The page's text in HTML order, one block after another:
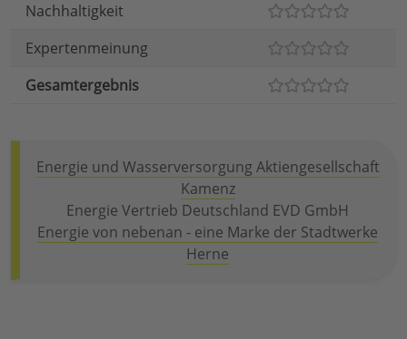
Nachhaltigkeit
Expertenmeinung
Gesamtergebnis
Energie und Wasserversorgung Aktiengesellschaft
Kamenz
Energie Vertrieb Deutschland EVD GmbH
Energie von nebenan - eine Marke der Stadtwerke
Herne